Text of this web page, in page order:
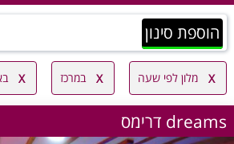
הוספת סינון
מלון לפי שעה במרכז
דרימס dreams